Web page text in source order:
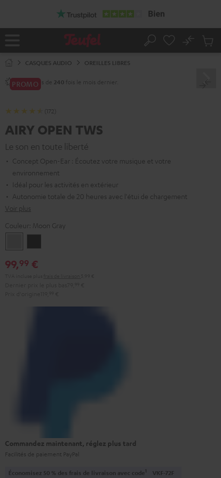
Page
Rechercher
No
CASQUES AUDIO OREILLES LIBRES
Vendu plus de 240 fois le mois dernier.
PROMO
(172)
AIRY OPEN TWS
Le son en toute liberté
Concept Open-Ear : Écoutez votre musique et votre
environnement
Idéal pour les activités en extérieur
Autonomie totale de 20 heures avec l'étui de chargement
Voir plus
Couleur: Moon Gray
Gray
99,99 €
Commandez maintenant, réglez plus tard
Facilités de paiement PayPal
Économisez 50 % des frais de livraison avec code1 VKF-72F